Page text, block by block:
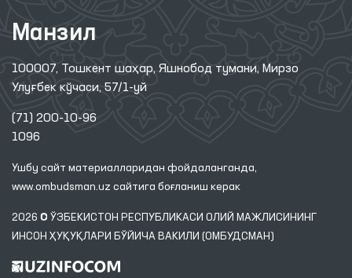
Манзил
100007, Тошкент шаҳар, Яшнобод тумани, Мирзо
Улуғбек кўчаси, 57/1-уй
(71) 200-10-96
1096
Ушбу сайт материалларидан фойдаланганда,
www.ombudsman.uz сайтига боғланиш керак
2026 © ЎЗБЕКИСТОН РЕСПУБЛИКАСИ ОЛИЙ МАЖЛИСИНИНГ
ИНСОН ҲУҚУҚЛАРИ БЎЙИЧА ВАКИЛИ (ОМБУДСМАН)